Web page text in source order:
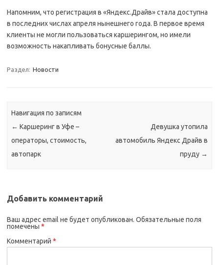
Напомним, что регистрация в «Яндекс.Драйв» стала доступна
в последних числах апреля нынешнего года. В первое время
клиенты не могли пользоваться каршерингом, но имели
возможность накапливать бонусные баллы.
Раздел: Новости
Навигация по записям
← Каршеринг в Уфе –
операторы, стоимость,
автопарк
Девушка утопила
автомобиль Яндекс Драйв в
пруду →
Добавить комментарий
Ваш адрес email не будет опубликован. Обязательные поля
помечены *
Комментарий *